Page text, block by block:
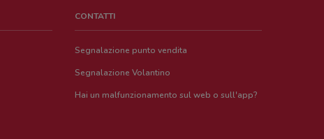
CONTATTI
Segnalazione punto vendita
Segnalazione Volantino
Hai un malfunzionamento sul web o sull'app?